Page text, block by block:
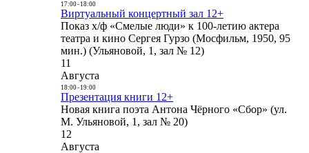
17:00- 18:00
Виртуальный концертный зал 12+
Показ х/ф «Смелые люди» к 100-летию актера
театра и кино Сергея Гурзо (Мосфильм, 1950, 95
мин.) (Ульяновой, 1, зал № 12)
11
Августа
18:00- 19:00
Презентация книги 12+
Новая книга поэта Антона Чёрного «Сбор» (ул.
М. Ульяновой, 1, зал № 20)
12
Августа